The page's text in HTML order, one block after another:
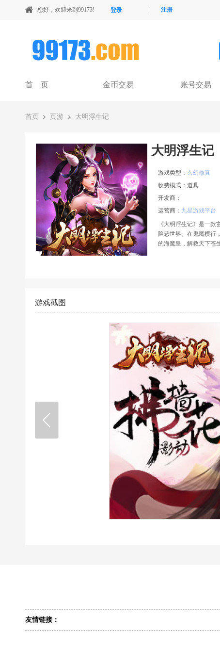
您好，欢迎来到99173! 登录 注册
首 页 金币交易 账号交易
首页 页游 大明浮生记
大明浮生记
游戏类型： 玄幻修真
收费模式： 道具
开发商：
运营商： 九星游戏平台
《大明浮生记》是一
险恶世界。在鬼魔横行
的海魔皇，解救天下苍
游戏截图
友情链接：